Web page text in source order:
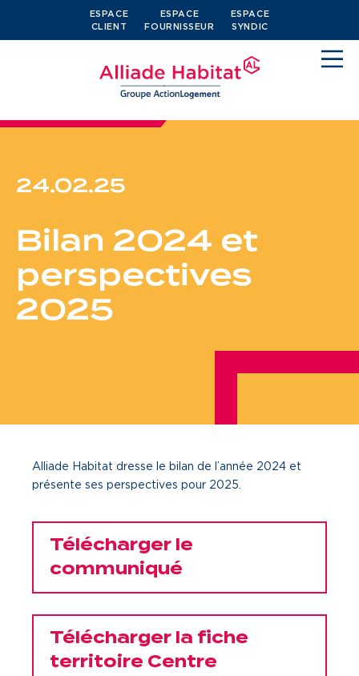
ESPACE
CLIENT
ESPACE
FOURNISSEUR
ESPACE
SYNDIC
Je cherche un logement
J’ai moins de 30 ans
Je suis salarié
Vous êtes partenaire
Innovation
Qui sommes-nous
24.02.25
Bilan 2024 et
perspectives
2025
Alliade Habitat dresse le bilan de l’année 2024 et
présente ses perspectives pour 2025.
Télécharger le
communiqué
Télécharger la fiche
territoire Centre